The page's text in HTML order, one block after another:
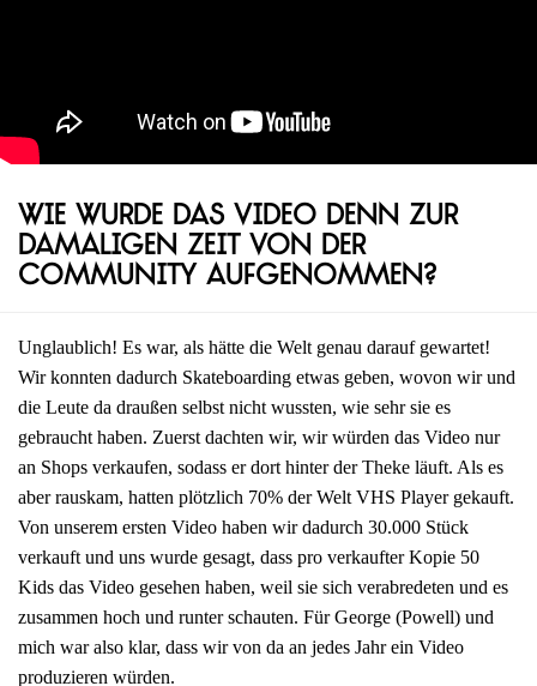
Wie wurde das Video denn zur
damaligen Zeit von der
Community aufgenommen?
Unglaublich! Es war, als hätte die Welt genau darauf gewartet!
Wir konnten dadurch Skateboarding etwas geben, wovon wir und
die Leute da draußen selbst nicht wussten, wie sehr sie es
gebraucht haben. Zuerst dachten wir, wir würden das Video nur
an Shops verkaufen, sodass er dort hinter der Theke läuft. Als es
aber rauskam, hatten plötzlich 70% der Welt VHS Player gekauft.
Von unserem ersten Video haben wir dadurch 30.000 Stück
verkauft und uns wurde gesagt, dass pro verkaufter Kopie 50
Kids das Video gesehen haben, weil sie sich verabredeten und es
zusammen hoch und runter schauten. Für George (Powell) und
mich war also klar, dass wir von da an jedes Jahr ein Video
produzieren würden.